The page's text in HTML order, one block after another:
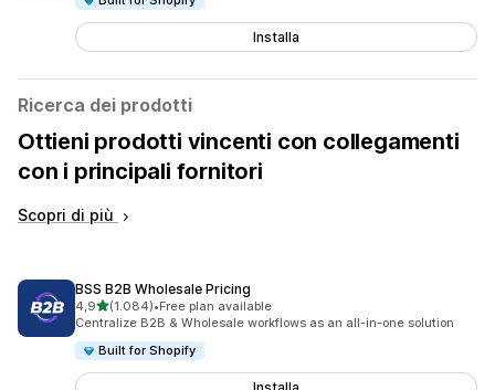
Installa
Ricerca dei prodotti
Ottieni prodotti vincenti con collegamenti
con i principali fornitori
Scopri di più
BSS B2B Wholesale Pricing
4,9stelle su 5
(1.084)
1084 recensioni totali
•Free plan available
Centralize B2B & Wholesale workflows as an all-in-one solution
Built for Shopify